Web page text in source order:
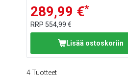
289,99 €*
RRP 554,99 €
Lisää ostoskoriin
4 Tuotteet